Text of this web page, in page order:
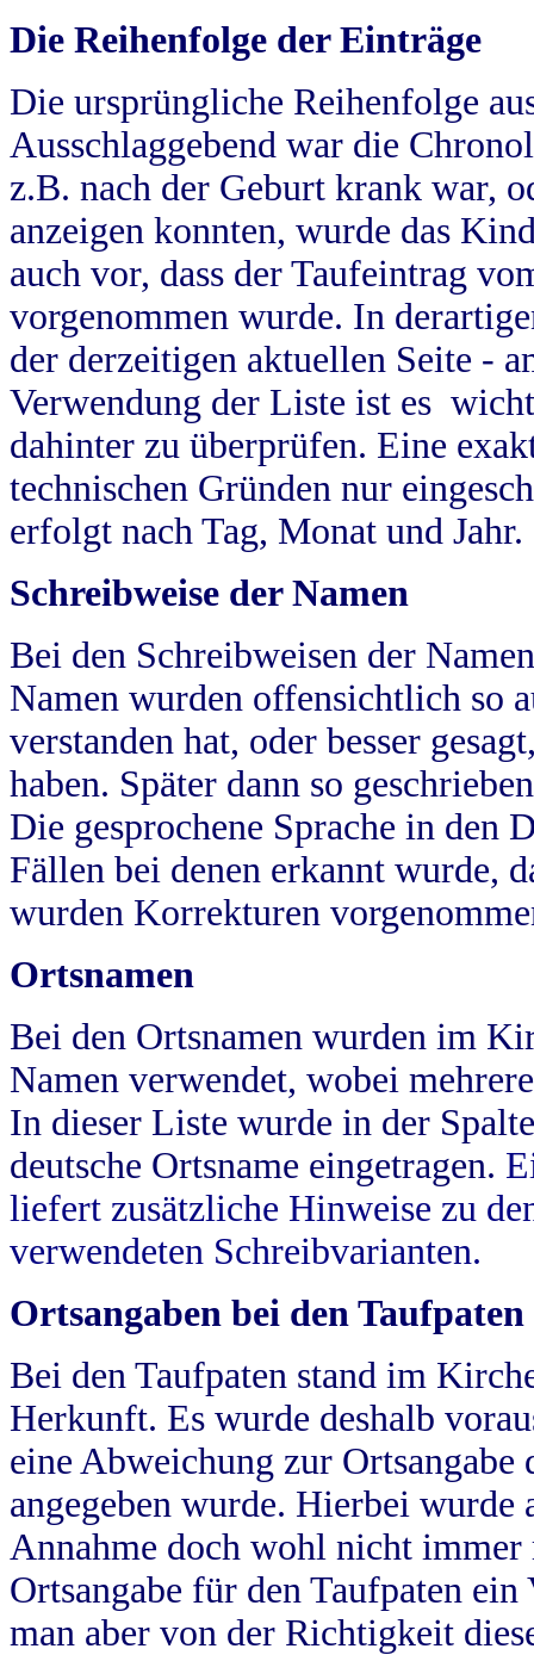
Die Reihenfolge der Einträge
Die ursprüngliche Reihenfolge
Ausschlaggebend war die
z.B. nach der Geburt krank war,
anzeigen konnten, wurde das
auch vor, dass der Taufeintrag
vorgenommen wurde. In
der derzeitigen aktuellen Seite -
Verwendung der Liste ist es
dahinter zu überprüfen. Eine
technischen Gründen nur
erfolgt nach Tag, Monat und Jahr.
Schreibweise der Namen
Bei den Schreibweisen der
Namen wurden offensichtlich so
verstanden hat, oder besser
haben. Später dann so
Die gesprochene Sprache in
Fällen bei denen erkannt wurde,
wurden Korrekturen
Ortsnamen
Bei den Ortsnamen wurden im
Namen verwendet, wobei
In dieser Liste wurde in der
deutsche Ortsname eingetragen.
liefert zusätzliche Hinweise zu
verwendeten Schreibvarianten.
Ortsangaben bei den Taufpaten
Bei den Taufpaten stand im
Herkunft. Es wurde deshalb
eine Abweichung zur
angegeben wurde. Hierbei wurde
Annahme doch wohl nicht
Ortsangabe für den Taufpaten
man aber von der Richtigkeit